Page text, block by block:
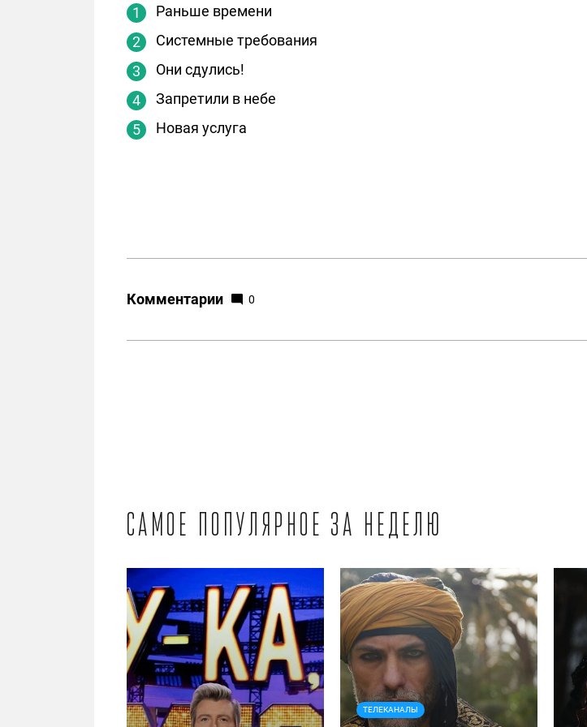
Раньше времени
Системные требования
Они сдулись!
Запретили в небе
Новая услуга
Комментарии 0
Самое популярное за неделю
ТЕЛЕКАНАЛЫ